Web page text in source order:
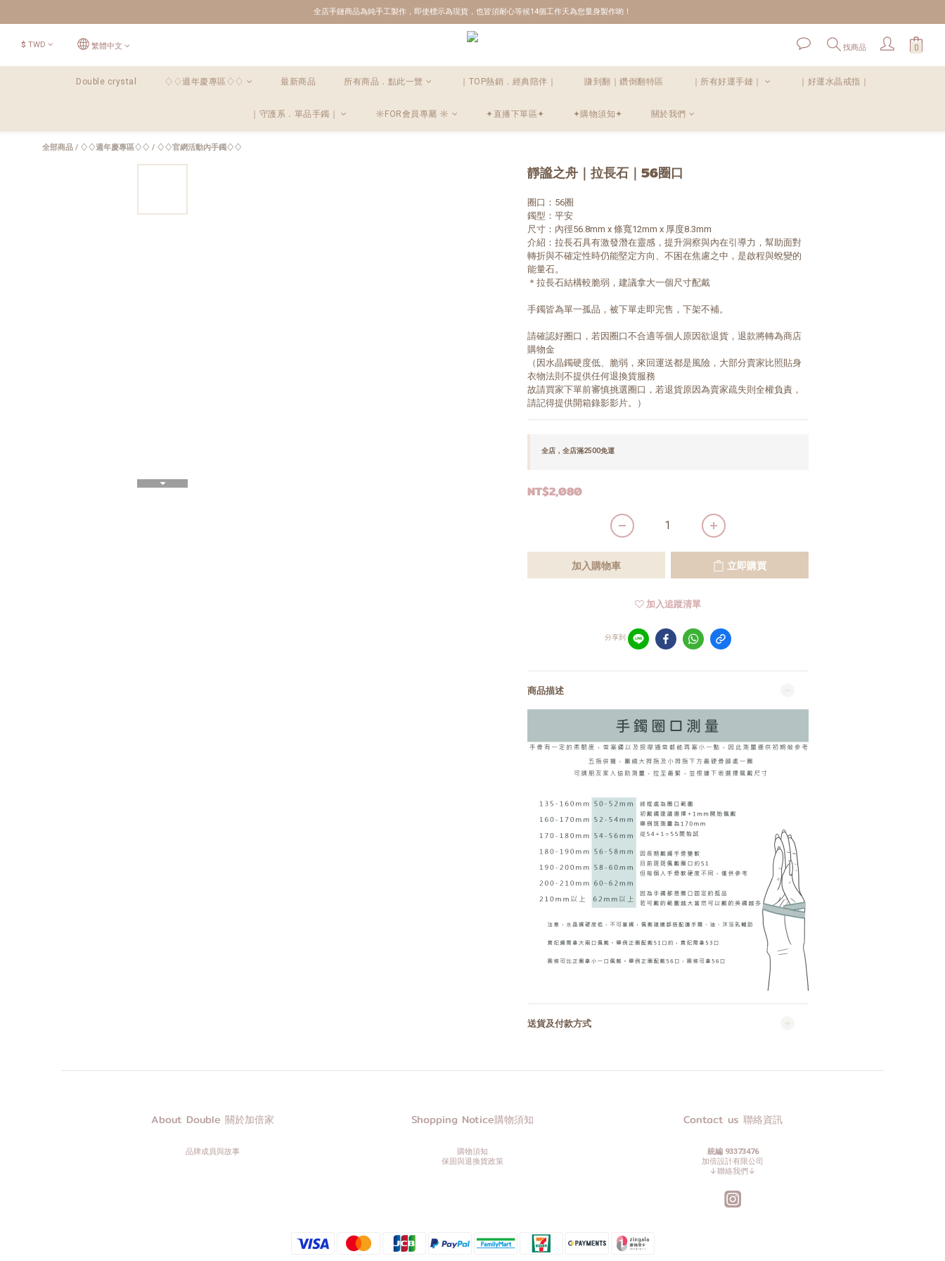
全店手鏈商品為純手工製作，即使標示為現貨，也皆須耐心等候14個工作天為您量身製作喲！
$ TWD 繁體中文 找商品
Double crystal ♢♢週年慶專區♢♢ 最新商品 所有商品．點此一覽 ｜TOP熱銷．經典陪伴｜ 賺到翻｜鑽倒翻特區 ｜所有好運手鏈｜ ｜好運水晶戒指｜
｜守護系．單品手鐲｜ ☼FOR會員專屬 ☼ ✦直播下單區✦ ✦購物須知✦ 關於我們
全部商品 / ♢♢週年慶專區♢♢ / ♢♢官網活動內手鐲♢♢
靜謐之舟｜拉長石｜56圈口
圈口：56圈
鐲型：平安
尺寸：內徑56.8mm x 條寬12mm x 厚度8.3mm
介紹：拉長石具有激發潛在靈感，提升洞察與內在引導力，幫助面對
轉折與不確定性時仍能堅定方向、不困在焦慮之中，是啟程與蛻變的
能量石。
＊拉長石結構較脆弱，建議拿大一個尺寸配戴
手鐲皆為單一孤品，被下單走即完售，下架不補。
請確認好圈口，若因圈口不合適等個人原因欲退貨，退款將轉為商店
購物金
（因水晶鐲硬度低、脆弱，來回運送都是風險，大部分賣家比照貼身
衣物法則不提供任何退換貨服務
故請買家下單前審慎挑選圈口，若退貨原因為賣家疏失則全權負責，
請記得提供開箱錄影影片。）
全店，全店滿2500免運
NT$2,080
加入購物車 立即購買
加入追蹤清單
分享到
商品描述
送貨及付款方式
About Double 關於加倍家
品牌成員與故事
Shopping Notice購物須知
購物須知
保固與退換貨政策
Contact us 聯絡資訊
統編 93373476
加倍設計有限公司
↓聯絡我們↓